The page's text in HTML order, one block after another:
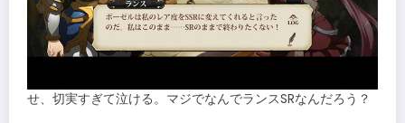
せ、切実すぎて泣ける。マジでなんでランスSRなんだろう？